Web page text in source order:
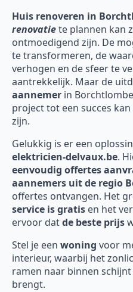
Huis renoveren in
renovatiete plannen kan
ontmoedigend zijn. De
te transformeren, de
verhogen en de sfeer te
aantrekkelijk. Maar de
aannemer in
project tot een succes
zijn.
Gelukkig is er een
elektricien-delvaux.be.
eenvoudig offertes
aannemers uit de regio
offertes ontvangen. Het
service is gratis en het
ervoor datde beste prijs
Stel je een woning voor
interieur, waarbij het
ramen naar binnen
brengt.